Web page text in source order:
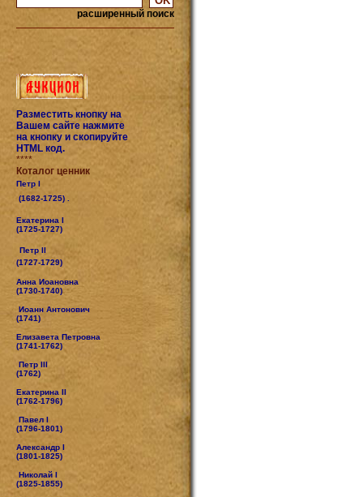
расширенный поиск
Разместить кнопку на
Вашем сайте нажмите
на кнопку и скопируйте
HTML код.
****
Коталог ценник
Петр I
(1682-1725) .
Екатерина I
(1725-1727)
Петр II
(1727-1729)
Анна Иоановна
(1730-1740)
Иоанн Антонович
(1741)
Елизавета Петровна
(1741-1762)
Петр III
(1762)
Екатерина II
(1762-1796)
Павел I
(1796-1801)
Александр I
(1801-1825)
Николай I
(1825-1855)